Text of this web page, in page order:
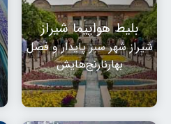
بلیط هواپیما شیراز
شیراز شهر سبز پایدار و فصل
بهارنارنج‌هایش